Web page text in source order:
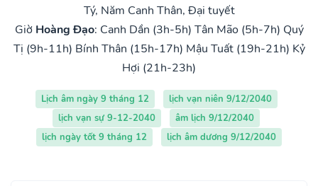
Tý, Năm Canh Thân, Đại tuyết
Giờ Hoàng Đạo: Canh Dần (3h-5h) Tân Mão (5h-7h) Quý
Tị (9h-11h) Bính Thân (15h-17h) Mậu Tuất (19h-21h) Kỷ
Hợi (21h-23h)
Lịch âm ngày 9 tháng 12
lịch vạn niên 9/12/2040
lịch vạn sự 9-12-2040
âm lịch 9/12/2040
lịch ngày tốt 9 tháng 12
lịch âm dương 9/12/2040